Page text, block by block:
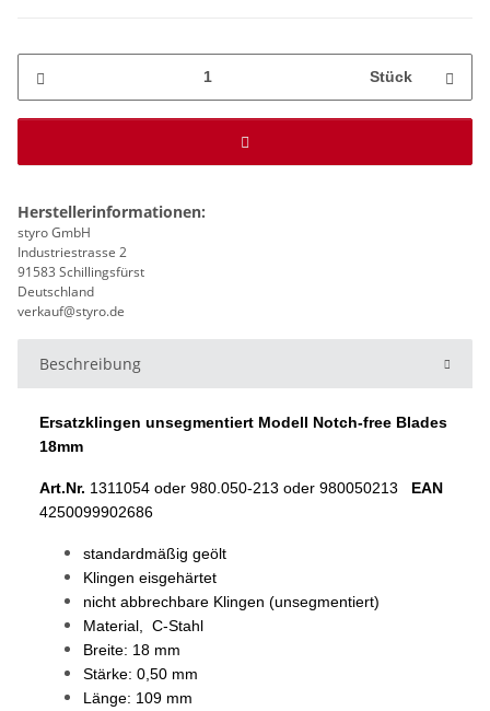
Stück
Herstellerinformationen:
styro GmbH
Industriestrasse 2
91583 Schillingsfürst
Deutschland
verkauf@styro.de
Beschreibung
Ersatzklingen unsegmentiert Modell Notch-free Blades
18mm
Art.Nr. 1311054 oder 980.050-213 oder 980050213 EAN
4250099902686
standardmäßig geölt
Klingen eisgehärtet
nicht abbrechbare Klingen (unsegmentiert)
Material, C-Stahl
Breite: 18 mm
Stärke: 0,50 mm
Länge: 109 mm